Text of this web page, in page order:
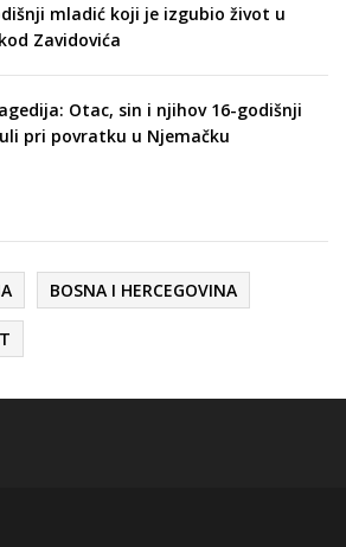
mladić koji je izgubio život u
Zavidovića
Otac, sin i njihov 16-godišnji
pri povratku u Njemačku
BOSNA I HERCEGOVINA